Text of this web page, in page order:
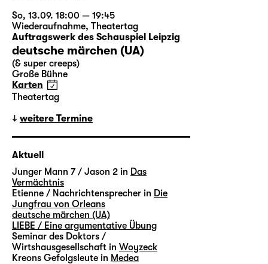
So, 13.09. 18:00 — 19:45
Wiederaufnahme, Theatertag
Auftragswerk des Schauspiel Leipzig
deutsche märchen (UA)
(& super creeps)
Große Bühne
Karten
Theatertag
weitere Termine
Aktuell
Junger Mann 7 / Jason 2 in Das
Vermächtnis
Etienne / Nachrichtensprecher in Die
Jungfrau von Orleans
deutsche märchen (UA)
LIEBE / Eine argumentative Übung
Seminar des Doktors /
Wirtshausgesellschaft in Woyzeck
Kreons Gefolgsleute in Medea